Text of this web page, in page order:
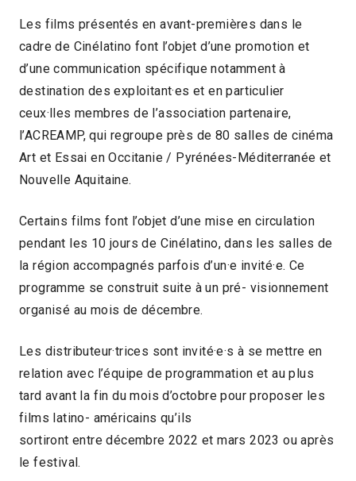
Les films présentés en avant-premières dans le
cadre de Cinélatino font l’objet d’une promotion et
d’une communication spécifique notamment à
destination des exploitant·es et en particulier
ceux·lles membres de l’association partenaire,
l’ACREAMP, qui regroupe près de 80 salles de cinéma
Art et Essai en Occitanie / Pyrénées-Méditerranée et
Nouvelle Aquitaine.
Certains films font l’objet d’une mise en circulation
pendant les 10 jours de Cinélatino, dans les salles de
la région accompagnés parfois d’un·e invité·e. Ce
programme se construit suite à un pré- visionnement
organisé au mois de décembre.
Les distributeur·trices sont invité·e·s à se mettre en
relation avec l’équipe de programmation et au plus
tard avant la fin du mois d’octobre pour proposer les
films latino- américains qu’ils
sortiront entre décembre 2022 et mars 2023 ou après
le festival.